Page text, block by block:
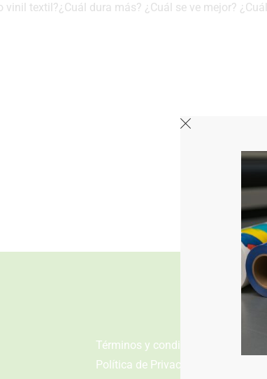
textil?¿Cuál dura más? ¿Cuál se ve mejor? ¿Cuál
Términos y condiciones
Política de Privacidad